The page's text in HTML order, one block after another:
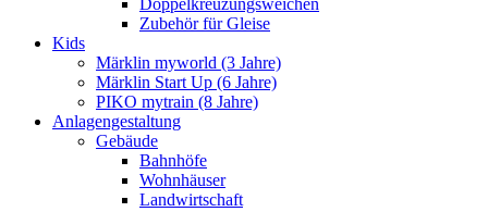
Doppelkreuzungsweichen
Zubehör für Gleise
Kids
Märklin myworld (3 Jahre)
Märklin Start Up (6 Jahre)
PIKO mytrain (8 Jahre)
Anlagengestaltung
Gebäude
Bahnhöfe
Wohnhäuser
Landwirtschaft